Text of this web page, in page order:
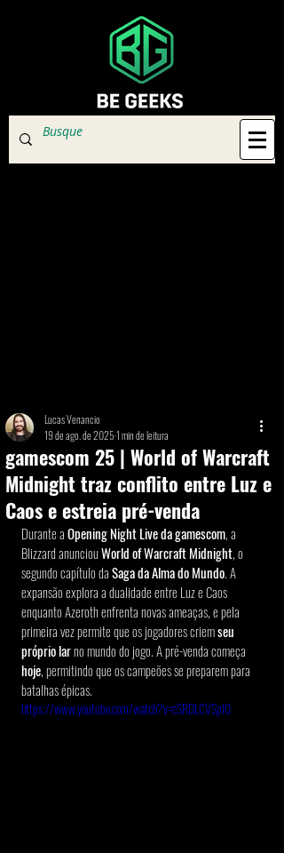
gamescom 25 | World of Warcraft
Midnight traz conflito entre Luz e
Caos e estreia pré-venda
Lucas Venancio
19 de ago. de 20251 min de leitura
Durante a Opening Night Live da gamescom, a
Blizzard anunciou World of Warcraft Midnight, o
segundo capítulo da Saga da Alma do Mundo. A
expansão explora a dualidade entre Luz e Caos
enquanto Azeroth enfrenta novas ameaças, e pela
primeira vez permite que os jogadores criem seu
próprio lar no mundo do jogo. A pré-venda começa
hoje, permitindo que os campeões se preparem para
batalhas épicas.
https://www.youtube.com/watch?v=cSRDLCVSpl0